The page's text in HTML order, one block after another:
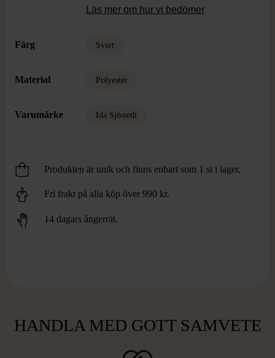
Läs mer om hur vi bedömer
Färg Svart
Material Polyester
Varumärke Ida Sjöstedt
Produkten är unik och finns enbart som 1 st i lager.
Fri frakt på alla köp över 990 kr.
14 dagars ångerrät.
HANDLA MED GOTT SAMVETE